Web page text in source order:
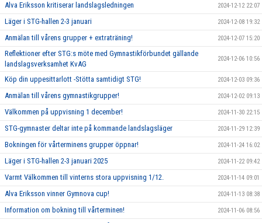
Alva Eriksson kritiserar landslagsledningen 2024-12-12 22:07
Läger i STG-hallen 2-3 januari 2024-12-08 19:32
Anmälan till vårens grupper + extraträning! 2024-12-07 15:20
Reflektioner efter STG:s möte med Gymnastikförbundet gällande
landslagsverksamhet KvAG
2024-12-06 10:56
Köp din uppesittarlott -Stötta samtidigt STG! 2024-12-03 09:36
Anmälan till vårens gymnastikgrupper! 2024-12-02 09:13
Välkommen på uppvisning 1 december! 2024-11-30 22:15
STG-gymnaster deltar inte på kommande landslagsläger 2024-11-29 12:39
Bokningen för vårterminens grupper öppnar! 2024-11-24 16:02
Läger i STG-hallen 2-3 januari 2025 2024-11-22 09:42
Varmt Välkommen till vinterns stora uppvisning 1/12. 2024-11-14 09:01
Alva Eriksson vinner Gymnova cup! 2024-11-13 08:38
Information om bokning till vårterminen! 2024-11-06 08:56